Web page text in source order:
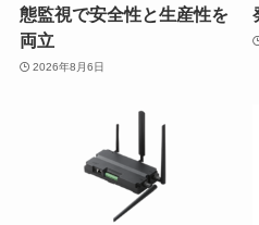
態監視で安全性と生産性を
両立
2026年8月6日